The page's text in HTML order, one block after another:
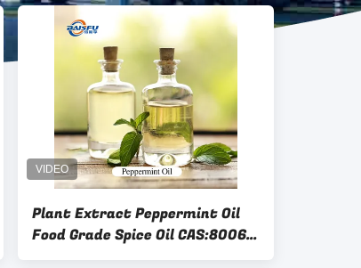
Plant Extract Peppermint Oil
Food Grade Spice Oil CAS:8006-
90-4